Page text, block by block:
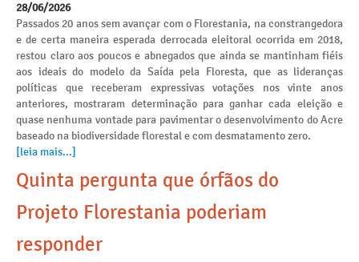
28/06/2026
Passados 20 anos sem avançar com o Florestania, na constrangedora
e de certa maneira esperada derrocada eleitoral ocorrida em 2018,
restou claro aos poucos e abnegados que ainda se mantinham fiéis
aos ideais do modelo da Saída pela Floresta, que as lideranças
políticas que receberam expressivas votações nos vinte anos
anteriores, mostraram determinação para ganhar cada eleição e
quase nenhuma vontade para pavimentar o desenvolvimento do Acre
baseado na biodiversidade florestal e com desmatamento zero.
[leia mais...]
Quinta pergunta que órfãos do
Projeto Florestania poderiam
responder